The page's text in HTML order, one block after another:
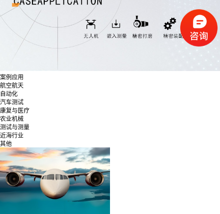
案例应用
航空航天
自动化
汽车测试
康复与医疗
农业机械
测试与测量
近海行业
其他